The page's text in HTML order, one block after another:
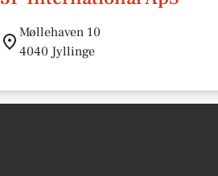
Møllehaven 10
4040 Jyllinge